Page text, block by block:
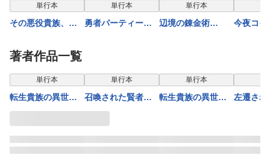
単行本
その悪役貴族、マ
すぎる ５ 〜真
摯な努力で最強と
なり不遇な推しキ
ャラ助けまくる〜
単行本
勇者パーティーを
いてきたんだが 2
単行本
辺境の錬金術
今夜コイ
著者作品一覧
単行本
転生貴族の異世界
冒険録 15巻
単行本
召喚された賢者は
異世界を往く 〜
庫のアイテムでし
た〜 15
単行本
転生貴族の異世界
左遷さ
した最強
世では楽